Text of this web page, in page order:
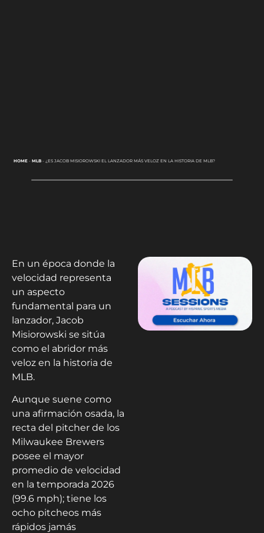
HOME- MLB- ¿ES JACOB MISIOROWSKI EL LANZADOR MÁS VELOZ EN LA HISTORIA DE MLB?
En un época donde la
velocidad representa
un aspecto
fundamental para un
lanzador, Jacob
Misiorowski se sitúa
como el abridor más
veloz en la historia de
MLB.
Aunque suene como
una afirmación osada, la
recta del pitcher de los
Milwaukee Brewers
posee el mayor
promedio de velocidad
en la temporada 2026
(99.6 mph); tiene los
ocho pitcheos más
rápidos jamás